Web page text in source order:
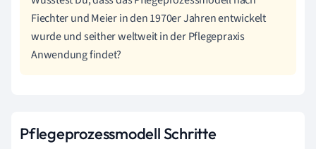
Fiechter und Meier in den 1970er Jahren entwickelt
wurde und seither weltweit in der Pflegepraxis
Anwendung findet?
Pflegeprozessmodell Schritte